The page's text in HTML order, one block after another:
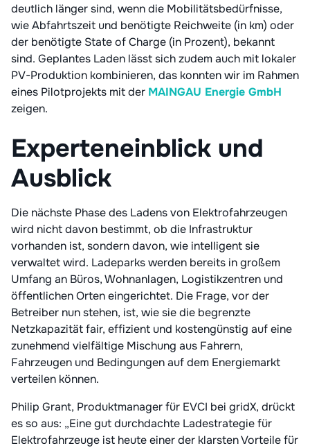
deutlich länger sind, wenn die Mobilitätsbedürfnisse,
wie Abfahrtszeit und benötigte Reichweite (in km) oder
der benötigte State of Charge (in Prozent), bekannt
sind. Geplantes Laden lässt sich zudem auch mit lokaler
PV-Produktion kombinieren, das konnten wir im Rahmen
eines Pilotprojekts mit der MAINGAU Energie GmbH
zeigen.
Experteneinblick und
Ausblick
Die nächste Phase des Ladens von Elektrofahrzeugen
wird nicht davon bestimmt, ob die Infrastruktur
vorhanden ist, sondern davon, wie intelligent sie
verwaltet wird. Ladeparks werden bereits in großem
Umfang an Büros, Wohnanlagen, Logistikzentren und
öffentlichen Orten eingerichtet. Die Frage, vor der
Betreiber nun stehen, ist, wie sie die begrenzte
Netzkapazität fair, effizient und kostengünstig auf eine
zunehmend vielfältige Mischung aus Fahrern,
Fahrzeugen und Bedingungen auf dem Energiemarkt
verteilen können.
Philip Grant, Produktmanager für EVCI bei gridX, drückt
es so aus: „Eine gut durchdachte Ladestrategie für
Elektrofahrzeuge ist heute einer der klarsten Vorteile für